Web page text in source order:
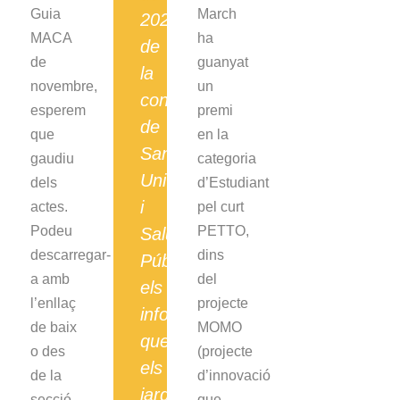
Guia
MACA
de
novembre,
esperem
que
gaudiu
dels
actes.
Podeu
descarregar-
a amb
l’enllaç
de baix
o des
de la
2020
de
la
consellera
de
Sanitat
Universal
i
Salut
Pública,
els
informem
que
els
jardins
March
ha
guanyat
un
premi
en la
categoria
d’Estudiant
pel curt
PETTO,
dins
del
projecte
MOMO
(projecte
d’innovació